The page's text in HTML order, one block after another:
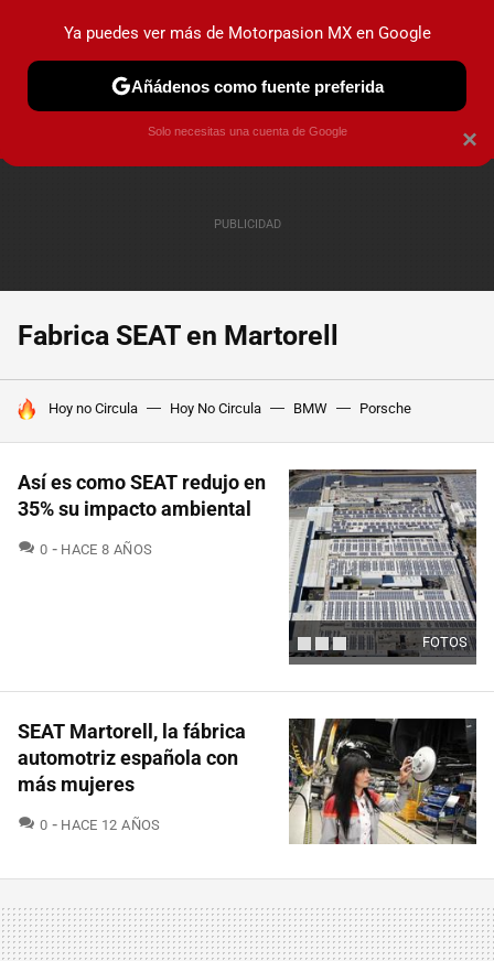
PRUEBAS INDUSTRIA HOY NO CIRCULA
Fabrica SEAT en Martorell
HOY SE HABLA DE
Hoy no Circula Hoy No Circula BMW Porsche
FOTOS
Así es como SEAT redujo en
35% su impacto ambiental
0 COMENTARIOS
HACE 8 AÑOS
SEAT Martorell, la fábrica
automotriz española con
más mujeres
0 COMENTARIOS
HACE 12 AÑOS
×
Ya puedes ver más de Motorpasion MX en Google
Añádenos como fuente preferida
Solo necesitas una cuenta de Google